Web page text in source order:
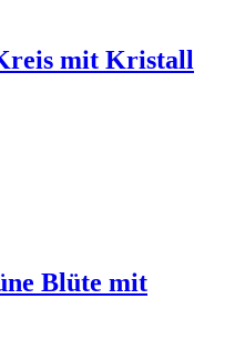
mit Kristall
Blüte mit